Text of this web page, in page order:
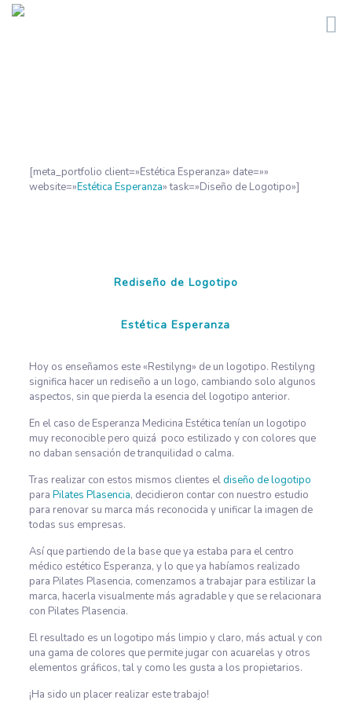
[meta_portfolio client=»Estética Esperanza» date=»»
website=»Estética Esperanza» task=»Diseño de Logotipo»]
Rediseño de Logotipo
Estética Esperanza
Hoy os enseñamos este «Restilyng» de un logotipo. Restilyng
significa hacer un rediseño a un logo, cambiando solo algunos
aspectos, sin que pierda la esencia del logotipo anterior.
En el caso de Esperanza Medicina Estética tenían un logotipo
muy reconocible pero quizá poco estilizado y con colores que
no daban sensación de tranquilidad o calma.
Tras realizar con estos mismos clientes eldiseño de logotipo
para Pilates Plasencia, decidieron contar con nuestro estudio
para renovar su marca más reconocida y unificar la imagen de
todas sus empresas.
Así que partiendo de la base que ya estaba para el centro
médico estético Esperanza, y lo que ya habíamos realizado
para Pilates Plasencia, comenzamos a trabajar para estilizar la
marca, hacerla visualmente más agradable y que se relacionara
con Pilates Plasencia.
El resultado es un logotipo más limpio y claro, más actual y con
una gama de colores que permite jugar con acuarelas y otros
elementos gráficos, tal y como les gusta a los propietarios.
¡Ha sido un placer realizar este trabajo!